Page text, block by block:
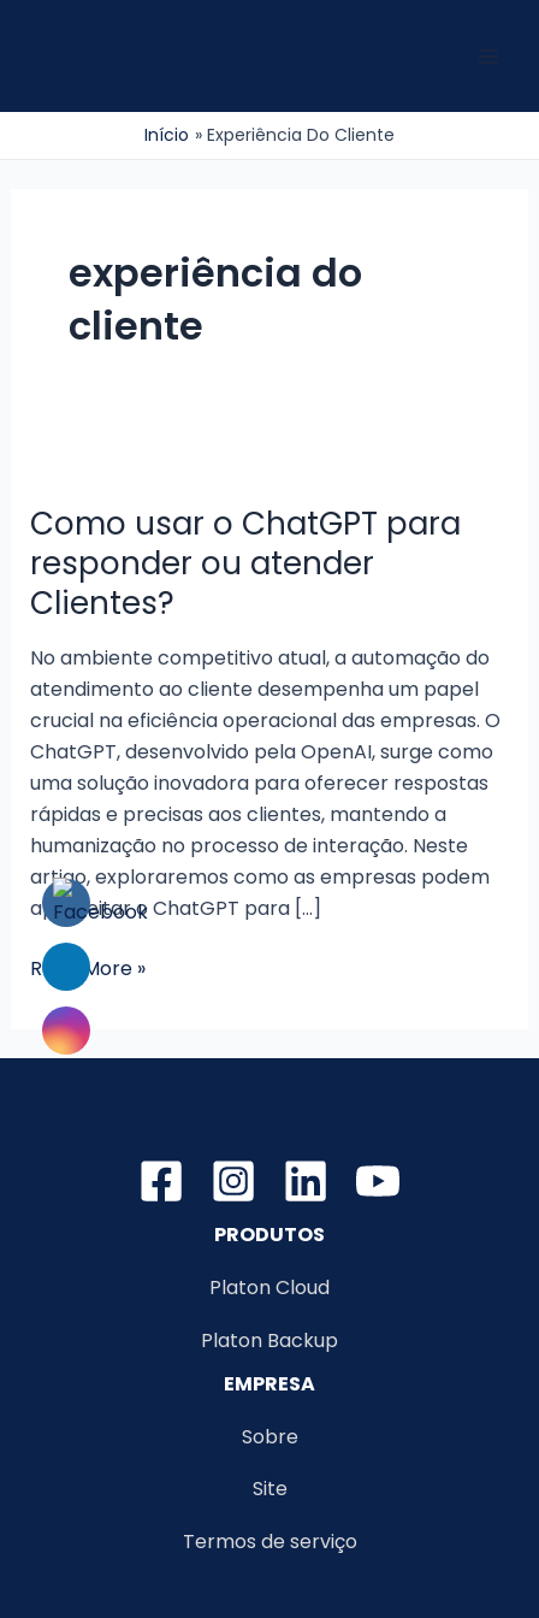
conteúdo
Início Experiência Do Cliente
experiência do
cliente
Como usar o ChatGPT para
responder ou atender
Clientes?
No ambiente competitivo atual, a automação do
atendimento ao cliente desempenha um papel
crucial na eficiência operacional das empresas. O
ChatGPT, desenvolvido pela OpenAI, surge como
uma solução inovadora para oferecer respostas
rápidas e precisas aos clientes, mantendo a
humanização no processo de interação. Neste
artigo, exploraremos como as empresas podem
aproveitar o ChatGPT para […]
Como
usar
ChatGPT
Read More »
PRODUTOS
Platon Cloud
Platon Backup
EMPRESA
Sobre
Site
Termos de serviço